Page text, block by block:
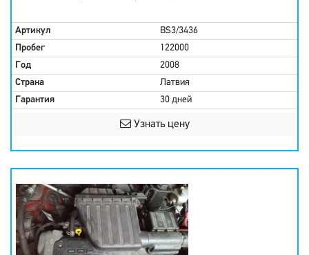
Артикул
BS3/3436
Пробег
122000
Год
2008
Страна
Латвия
Гарантия
30 дней
Узнать цену